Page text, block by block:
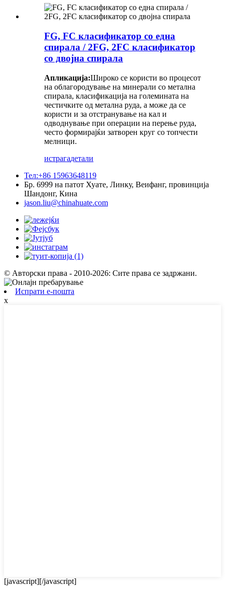
FG, FC класификатор со една
спирала / 2FG, 2FC класификатор
со двојна спирала
Апликација:Широко се користи во процесот
на облагородување на минерали со метална
спирала, класификација на големината на
честичките од метална руда, а може да се
користи и за отстранување на кал и
одводнување при операции на перење руда,
често формирајќи затворен круг со топчести
мелници.
истрагадетали
Тел:+86 15963648119
Бр. 6999 на патот Хуате, Линку, Веифанг, провинција
Шандонг, Кина
jason.liu@chinahuate.com
© Авторски права - 2010-2026: Сите права се задржани.
Испрати е-пошта
x
[javascript][/javascript]